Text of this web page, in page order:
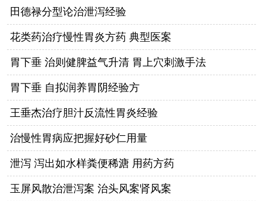
田德禄分型论治泄泻经验
花类药治疗慢性胃炎方药 典型医案
胃下垂 治则健脾益气升清 胃上穴刺激手法
胃下垂 自拟润养胃阴经验方
王垂杰治疗胆汁反流性胃炎经验
治慢性胃病应把握好砂仁用量
泄泻 泻出如水样粪便稀溏 用药方药
玉屏风散治泄泻案 治头风案肾风案